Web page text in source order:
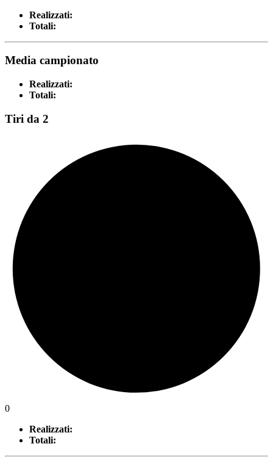
Realizzati:
Totali:
Media campionato
Realizzati:
Totali:
Tiri da 2
0
Realizzati:
Totali: